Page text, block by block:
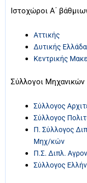
Ιστοχώροι Α΄
Αττικής
Δυτικής
Κεντρικής
Σύλλογοι Μηχανικών
Σύλλογος
Σύλλογος
Π. Σύλλογος
Μηχ/κών
Π.Σ. Διπλ.
Σύλλογος